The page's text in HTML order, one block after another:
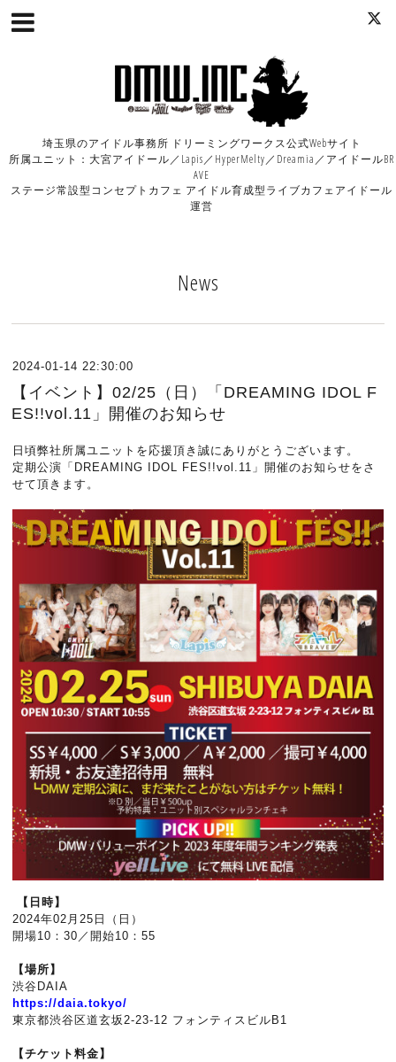
埼玉県のアイドル事務所 ドリーミングワークス公式Webサイト
所属ユニット：大宮アイドール／Lapis／HyperMelty／Dreamia／アイドールBR
AVE
ステージ常設型コンセプトカフェ アイドル育成型ライブカフェアイドール
運営
News
2024-01-14 22:30:00
【イベント】02/25（日）「DREAMING IDOL F
ES!!vol.11」開催のお知らせ
日頃弊社所属ユニットを応援頂き誠にありがとうございます。
定期公演「DREAMING IDOL FES!!vol.11」開催のお知らせをさ
せて頂きます。
【日時】
2024年02月25日（日）
開場10：30／開始10：55
【場所】
渋谷DAIA
https://daia.tokyo/
東京都渋谷区道玄坂2-23-12 フォンティスビルB1
【チケット料金】